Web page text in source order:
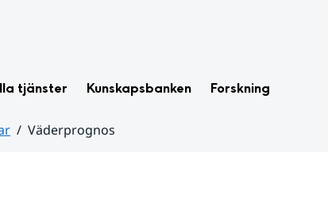
tjänster Kunskapsbanken Forskning
Väderprognos